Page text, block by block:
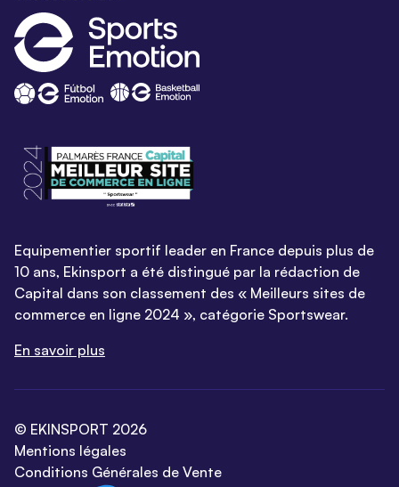
Equipementier sportif leader en France depuis plus de
10 ans, Ekinsport a été distingué par la rédaction de
Capital dans son classement des « Meilleurs sites de
commerce en ligne 2024 », catégorie Sportswear.
En savoir plus
© EKINSPORT 2026
Mentions légales
Conditions Générales de Vente